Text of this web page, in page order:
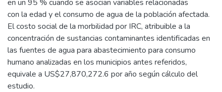
en un 95 % cuando se asocian variables relacionadas
con la edad y el consumo de agua de la población afectada.
El costo social de la morbilidad por IRC, atribuible a la
concentración de sustancias contaminantes identificadas en
las fuentes de agua para abastecimiento para consumo
humano analizadas en los municipios antes referidos,
equivale a US$27,870,272.6 por año según cálculo del
estudio.